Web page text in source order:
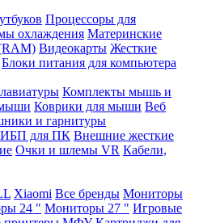
Процессоры для
охлаждения Материнские
Видеокарты Жесткие
Блоки питания для компьютера
Комплекты мышь и
Коврики для мыши Веб
и гарнитуры
ИБП для ПК Внешние жесткие
Очки и шлемы VR Кабели,
Xiaomi Все бренды Мониторы
24 " Мониторы 27 " Игровые